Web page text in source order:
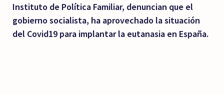
Instituto de Política Familiar, denuncian que el
gobierno socialista, ha aprovechado la situación
del Covid19 para implantar la eutanasia en España.